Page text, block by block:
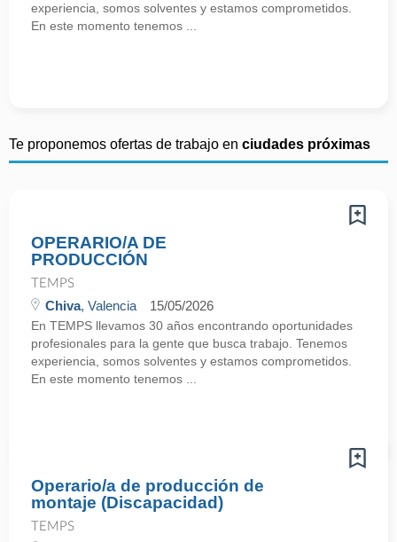
experiencia, somos solventes y estamos comprometidos.
En este momento tenemos ...
Te proponemos ofertas de trabajo en ciudades próximas
OPERARIO/A DE
PRODUCCIÓN
TEMPS
Chiva, Valencia 15/05/2026
En TEMPS llevamos 30 años encontrando oportunidades
profesionales para la gente que busca trabajo. Tenemos
experiencia, somos solventes y estamos comprometidos.
En este momento tenemos ...
Operario/a de producción de
montaje (Discapacidad)
TEMPS